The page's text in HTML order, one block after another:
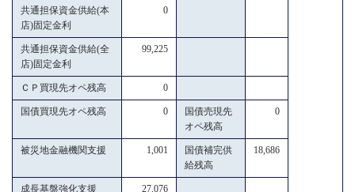
共通担保資金供給(本
店)固定金利
0
共通担保資金供給(全
店)固定金利
99,225
ＣＰ買現先オペ残高 0
国債買現先オペ残高 0
国債売現先
オペ残高
0
被災地金融機関支援 1,001
国債補完供
給残高
18,686
成長基盤強化支援 27,076